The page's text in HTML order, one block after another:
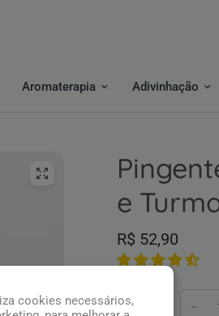
Aromaterapia Adivinhação
e
R$ 52,90
Quantidade
cookies necessários,